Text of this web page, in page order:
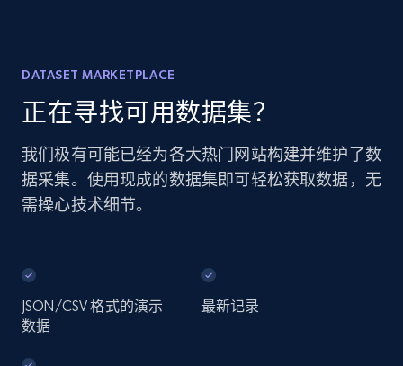
DATASET MARKETPLACE
正在寻找可用数据集？
我们极有可能已经为各大热门网站构建并维护了数
据采集。使用现成的数据集即可轻松获取数据，无
需操心技术细节。
JSON/CSV 格式的演示
数据
最新记录